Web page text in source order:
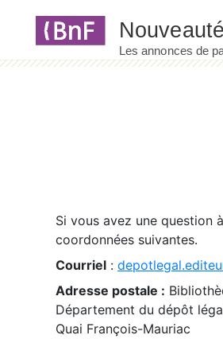
Si vous avez une question
coordonnées suivantes.
Courriel :
Adresse postale :
Département du dépôt
Quai François-Mauriac